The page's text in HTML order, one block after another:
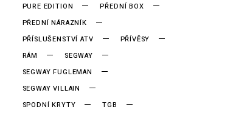
PURE EDITION
PŘEDNÍ BOX
PŘEDNÍ NÁRAZNÍK
PŘÍSLUŠENSTVÍ ATV
PŘÍVĚSY
RÁM
SEGWAY
SEGWAY FUGLEMAN
SEGWAY VILLAIN
SPODNÍ KRYTY
TGB